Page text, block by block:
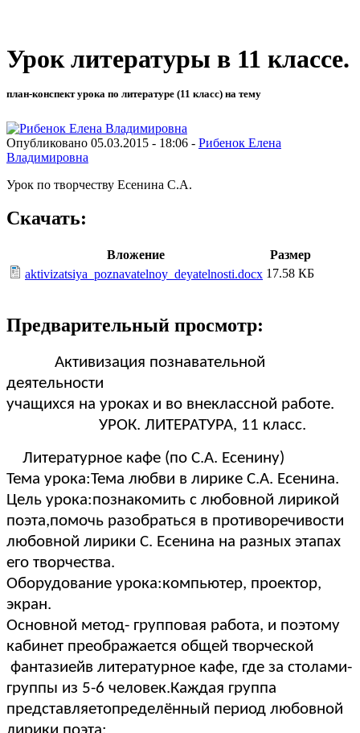
Урок литературы в 11 классе.
план-конспект урока по литературе (11 класс) на тему
Опубликовано 05.03.2015 - 18:06 - Рибенок Елена
Владимировна
Урок по творчеству Есенина С.А.
Скачать:
Вложение
Размер
aktivizatsiya_poznavatelnoy_deyatelnosti.docx 17.58 КБ
Предварительный просмотр:
Активизация познавательной
деятельности
учащихся на уроках и во внеклассной работе.
УРОК. ЛИТЕРАТУРА, 11 класс.
Литературное кафе (по С.А. Есенину)
Тема урока:Тема любви в лирике С.А. Есенина.
Цель урока:познакомить с любовной лирикой
поэта,помочь разобраться в противоречивости
любовной лирики С. Есенина на разных этапах
его творчества.
Оборудование урока:компьютер, проектор,
экран.
Основной метод- групповая работа, и поэтому
кабинет преображается общей творческой
фантазиейв литературное кафе, где за столами-
группы из 5-6 человек.Каждая группа
представляетопределённый период любовной